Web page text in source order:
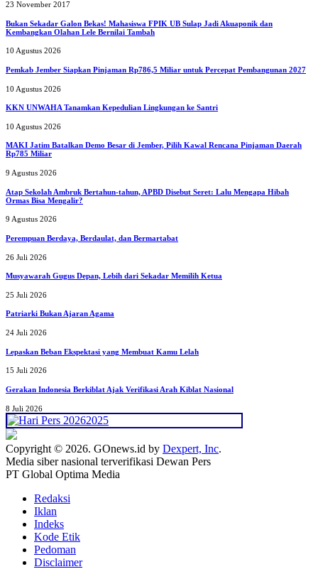
23 November 2017
Bukan Sekadar Galon Bekas! Mahasiswa FPIK UB Sulap Jadi Akuaponik dan
Kembangkan Olahan Lele Bernilai Tambah
10 Agustus 2026
Pemkab Jember Siapkan Pinjaman Rp786,5 Miliar untuk Percepat Pembangunan 2027
10 Agustus 2026
KKN UNWAHA Tanamkan Kepedulian Lingkungan ke Santri
10 Agustus 2026
MAKI Jatim Batalkan Demo Besar di Jember, Pilih Kawal Rencana Pinjaman Daerah
Rp785 Miliar
9 Agustus 2026
Atap Sekolah Ambruk Bertahun-tahun, APBD Disebut Seret: Lalu Mengapa Hibah
Ormas Bisa Mengalir?
9 Agustus 2026
Perempuan Berdaya, Berdaulat, dan Bermartabat
26 Juli 2026
Musyawarah Gugus Depan, Lebih dari Sekadar Memilih Ketua
25 Juli 2026
Patriarki Bukan Ajaran Agama
24 Juli 2026
Lepaskan Beban Ekspektasi yang Membuat Kamu Lelah
15 Juli 2026
Gerakan Indonesia Berkiblat Ajak Verifikasi Arah Kiblat Nasional
8 Juli 2026
Copyright © 2026. GOnews.id by Dexpert, Inc.
Media siber nasional terverifikasi Dewan Pers
PT Global Optima Media
Redaksi
Iklan
Indeks
Kode Etik
Pedoman
Disclaimer